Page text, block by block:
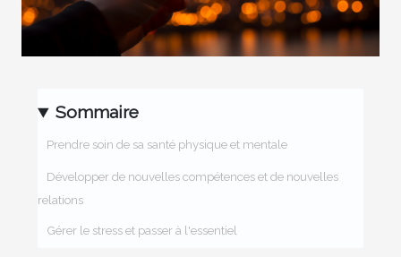
Sommaire
Prendre soin de sa santé physique et mentale
Développer de nouvelles compétences et de nouvelles
relations
Gérer le stress et passer à l'essentiel